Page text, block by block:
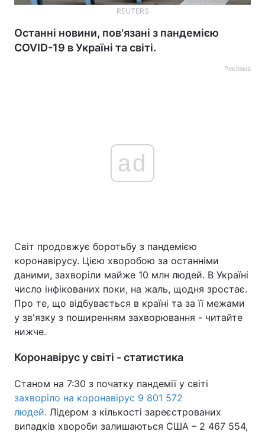
Головна Війна
Україна Політика
Техно і зв'язок Лайт
Зброя Інциденти
REUTERS
Останні новини, пов'язані з пандемією
COVID-19 в Україні та світі.
Реклама
ad
Світ продовжує боротьбу з пандемією
коронавірусу. Цією хворобою за останніми
даними, захворіли майже 10 млн людей. В Україні
число інфікованих поки, на жаль, щодня зростає.
Про те, що відбувається в країні та за її межами
у зв'язку з поширенням захворювання - читайте
нижче.
Коронавірус у світі - статистика
Станом на 7:30 з початку пандемії у світі
захворіло на коронавірус 9 801 572
людей. Лідером з кількості зареєстрованих
випадків хвороби залишаються США – 2 467 554,